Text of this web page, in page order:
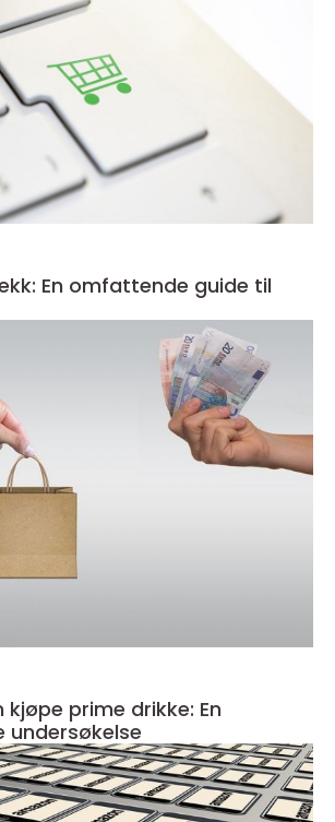
En omfattende guide til
kjøpe prime drikke: En
undersøkelse